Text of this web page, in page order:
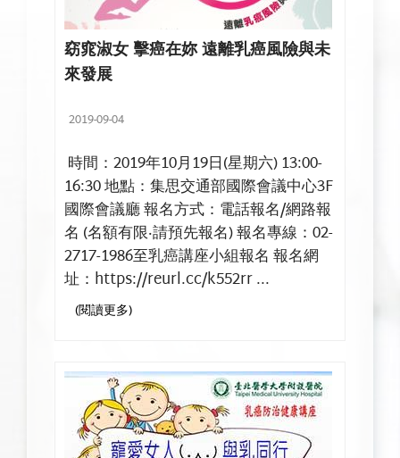
窈窕淑女 擊癌在妳 遠離乳癌風險與未
來發展
2019-09-04
時間：2019年10月19日(星期六) 13:00-
16:30 地點：集思交通部國際會議中心3F
國際會議廳 報名方式：電話報名/網路報
名 (名額有限‧請預先報名) 報名專線：02-
2717-1986至乳癌講座小組報名 報名網
址：https://reurl.cc/k552rr ...
(閱讀更多)